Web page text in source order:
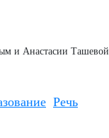
и Анастасии Ташевой
Речь